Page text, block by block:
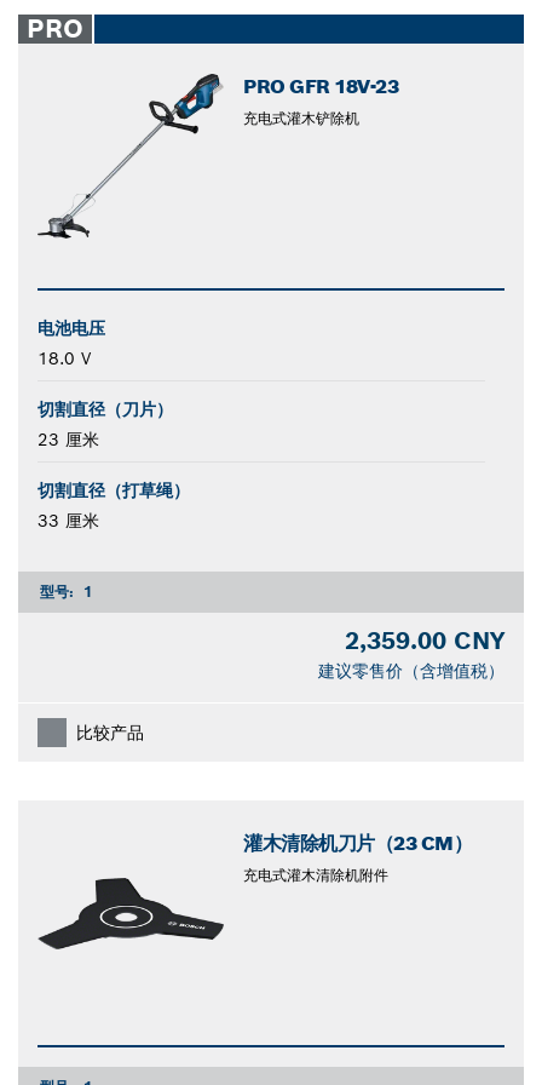
closed
PRO
PRO GFR 18V-23
充电式灌木铲除机
电池电压
18.0 V
切割直径（刀片）
23 厘米
切割直径（打草绳）
33 厘米
型号: 1
2,359.00 CNY
建议零售价（含增值税）
比较产品
灌木清除机刀片（23 CM）
充电式灌木清除机附件